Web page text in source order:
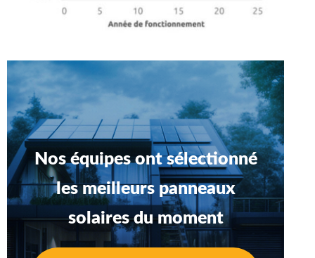
Nos équipes ont sélectionné
les meilleurs panneaux
solaires du moment